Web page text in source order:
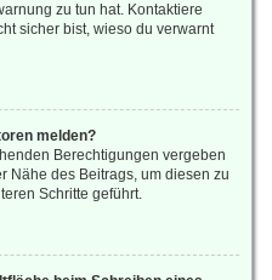
zu tun hat. Kontaktiere
sicher bist, wieso du verwarnt
melden?
Berechtigungen vergeben
Nähe des Beitrags, um diesen zu
Schritte geführt.